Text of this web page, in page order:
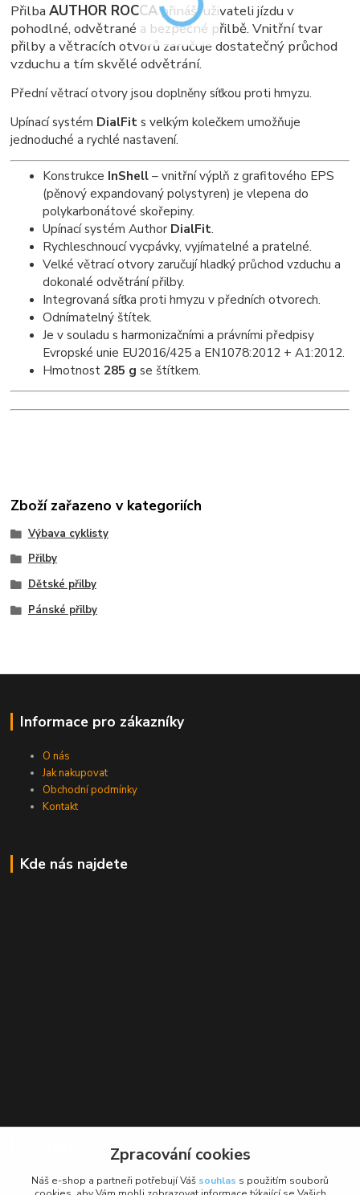
PřilbaAUTHOR ROCCApřináší uživateli jízdu v
pohodlné, odvětrané a bezpečné přilbě. Vnitřní tvar
přilby a větracích otvorů zaručuje dostatečný průchod
vzduchu a tím skvělé odvětrání.
Přední větrací otvory jsou doplněny síťkou proti hmyzu.
Upínací systém DialFits velkým kolečkem umožňuje
jednoduché a rychlé nastavení.
Konstrukce InShell– vnitřní výplň z grafitového EPS
(pěnový expandovaný polystyren) je vlepena do
polykarbonátové skořepiny.
Upínací systém Author DialFit.
Rychleschnoucí vycpávky, vyjímatelné a pratelné.
Velké větrací otvory zaručují hladký průchod vzduchu a
dokonalé odvětrání přilby.
Integrovaná síťka proti hmyzu v předních otvorech.
Odnímatelný štítek.
Je v souladu s harmonizačními a právními předpisy
Evropské unie EU2016/425 a EN1078:2012 + A1:2012.
Hmotnost285 g se štítkem.
Zboží zařazeno v kategoriích
Výbava cyklisty
Přilby
Dětské přilby
Pánské přilby
Informace pro zákazníky
O nás
Jak nakupovat
Obchodní podmínky
Kontakt
Kde nás najdete
BikeForce.cz
Zpracování cookies
Náš e-shop a partneři potřebují Váš souhlas s použitím souborů